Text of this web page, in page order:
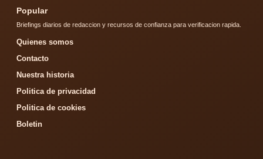
Popular
Briefings diarios de redaccion y recursos de confianza para verificacion rapida.
Quienes somos
Contacto
Nuestra historia
Politica de privacidad
Politica de cookies
Boletin